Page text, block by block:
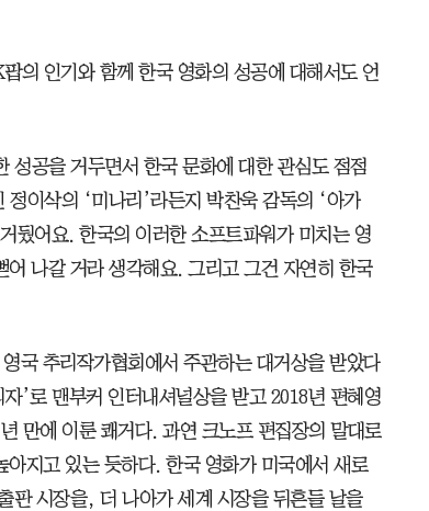
의 인기와 함께 한국 영화의 성공에 대해서도 언
성공을 거두면서 한국 문화에 대한 관심도 점점
이삭의 ‘미나리’라든지 박찬욱 감독의 ‘아가
뒀어요. 한국의 이러한 소프트파워가 미치는 영
나갈 거라 생각해요. 그리고 그건 자연히 한국
국 추리작가협회에서 주관하는 대거상을 받았다
’로 맨부커 인터내셔널상을 받고 2018년 편혜영
만에 이룬 쾌거다. 과연 크노프 편집장의 말대로
지고 있는 듯하다. 한국 영화가 미국에서 새로
판 시장을, 더 나아가 세계 시장을 뒤흔들 날을